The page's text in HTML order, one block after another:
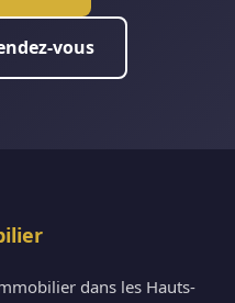
vous
dans les Hauts-